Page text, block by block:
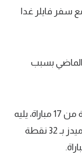
سفر فايلر غدا
متوقف منذ 14 مارس الماضي بسبب
ويتصدر الأهلي ترتيب الدوري المصري بـ 49 نقطة من 17 مباراة، يليه
المقاولون العرب بـ 33 نقطة من 18 مباراة ثم بيراميدز بـ 32 نقطة